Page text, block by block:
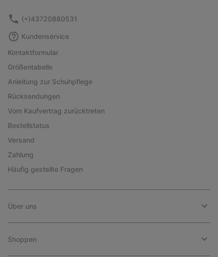
(+)43720880531
Kundenservice
Kontaktformular
Größentabelle
Anleitung zur Schuhpflege
Rücksendungen
Vom Kaufvertrag zurücktreten
Bestellstatus
Versand
Zahlung
Häufig gestellte Fragen
Über uns
Shoppen